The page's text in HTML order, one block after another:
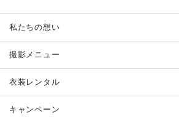
私たちの想い
撮影メニュー
衣装レンタル
キャンペーン